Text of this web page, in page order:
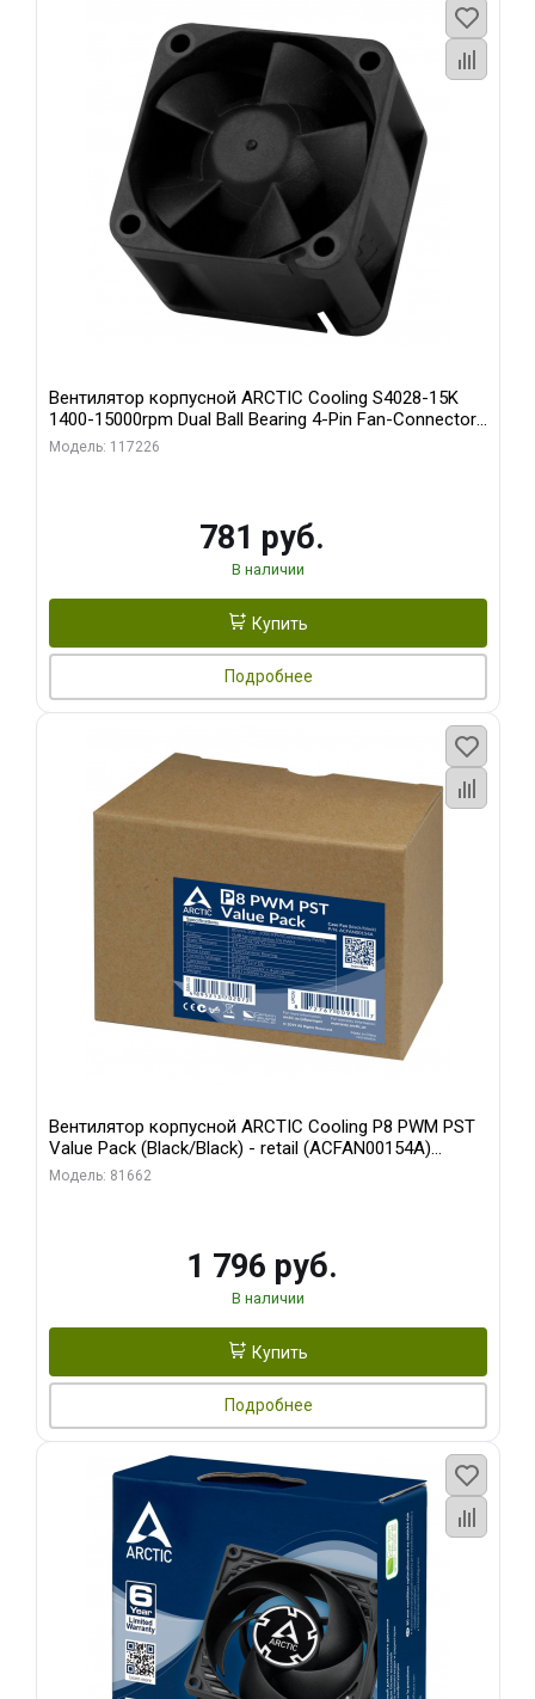
Вентилятор корпусной ARCTIC Cooling S4028-15K
1400-15000rpm Dual Ball Bearing 4-Pin Fan-Connector
(ACFAN00264A)
Модель: 117226
781 руб.
В наличии
Купить
Подробнее
Вентилятор корпусной ARCTIC Cooling P8 PWM PST
Value Pack (Black/Black) - retail (ACFAN00154A)
(702072)
Модель: 81662
1 796 руб.
В наличии
Купить
Подробнее